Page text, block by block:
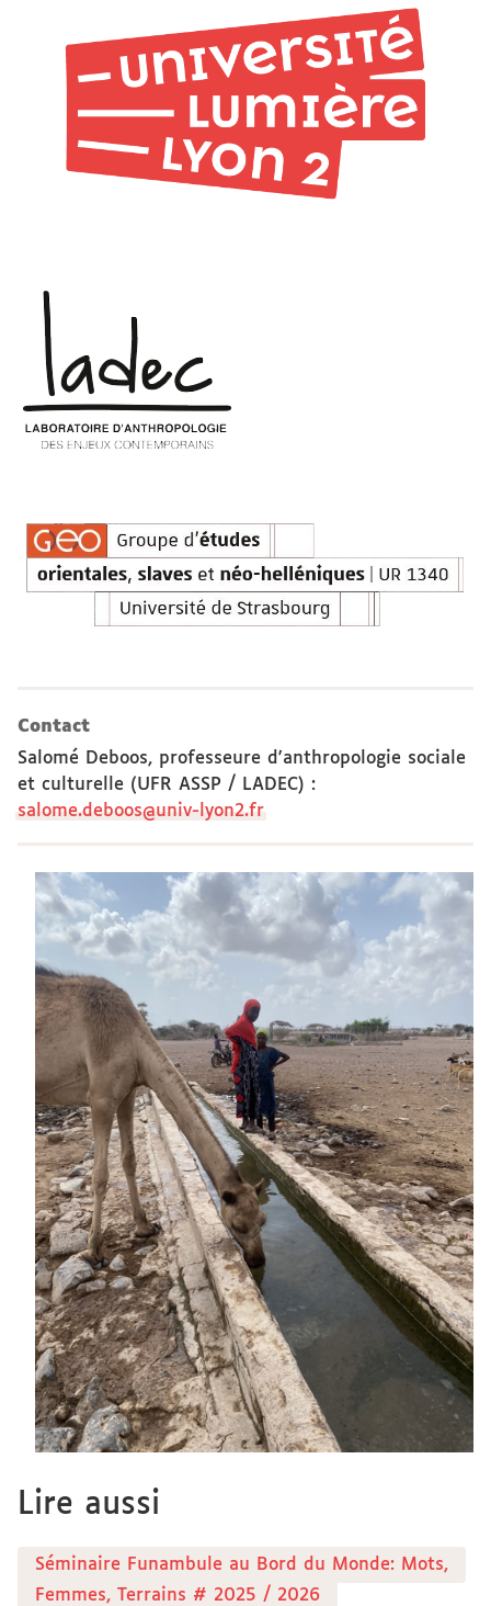
Contact
Salomé Deboos, professeure d'anthropologie sociale
et culturelle (UFR ASSP / LADEC) :
salome.deboos@univ-lyon2.fr
Lire aussi
Séminaire Funambule au Bord du Monde: Mots,
Femmes, Terrains # 2025 / 2026